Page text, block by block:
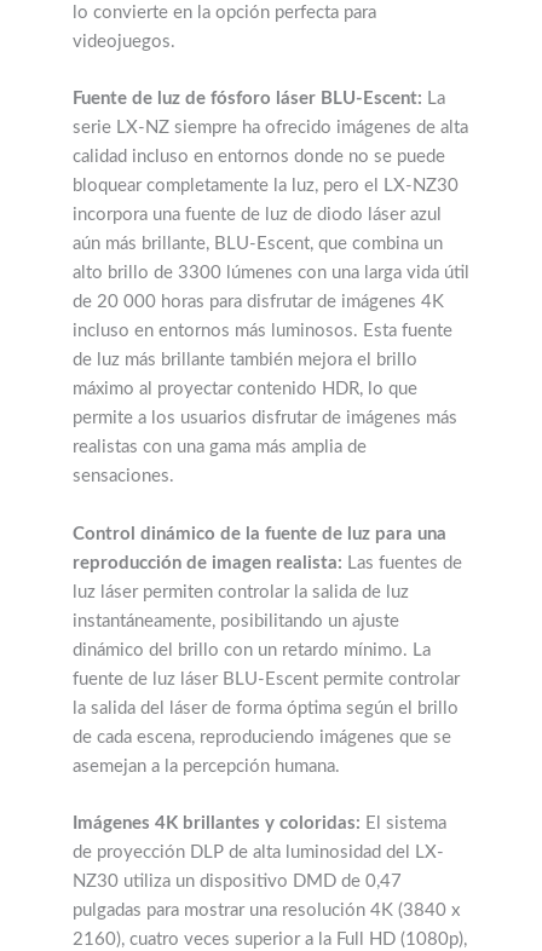
lo convierte en la opción perfecta para
videojuegos.
Fuente de luz de fósforo láser BLU-Escent: La
serie LX-NZ siempre ha ofrecido imágenes de alta
calidad incluso en entornos donde no se puede
bloquear completamente la luz, pero el LX-NZ30
incorpora una fuente de luz de diodo láser azul
aún más brillante, BLU-Escent, que combina un
alto brillo de 3300 lúmenes con una larga vida útil
de 20 000 horas para disfrutar de imágenes 4K
incluso en entornos más luminosos. Esta fuente
de luz más brillante también mejora el brillo
máximo al proyectar contenido HDR, lo que
permite a los usuarios disfrutar de imágenes más
realistas con una gama más amplia de
sensaciones.
Control dinámico de la fuente de luz para una
reproducción de imagen realista: Las fuentes de
luz láser permiten controlar la salida de luz
instantáneamente, posibilitando un ajuste
dinámico del brillo con un retardo mínimo. La
fuente de luz láser BLU-Escent permite controlar
la salida del láser de forma óptima según el brillo
de cada escena, reproduciendo imágenes que se
asemejan a la percepción humana.
Imágenes 4K brillantes y coloridas: El sistema
de proyección DLP de alta luminosidad del LX-
NZ30 utiliza un dispositivo DMD de 0,47
pulgadas para mostrar una resolución 4K (3840 x
2160), cuatro veces superior a la Full HD (1080p),